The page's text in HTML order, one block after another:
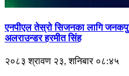
एनपीएल तेस्रो सिजनका लागि
अलराउन्डर हरमीत सिंह
२०८३ श्रावण २३, शनिबार ०८:४५